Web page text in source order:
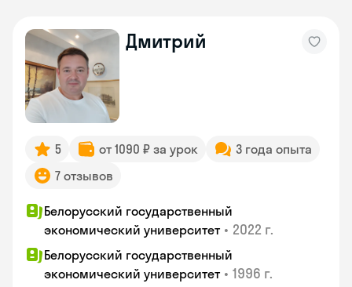
Дмитрий
5 от 1090 ₽ за урок
3 года опыта
7 отзывов
Белорусский государственный
экономический университет • 2022 г.
Белорусский государственный
экономический университет • 1996 г.